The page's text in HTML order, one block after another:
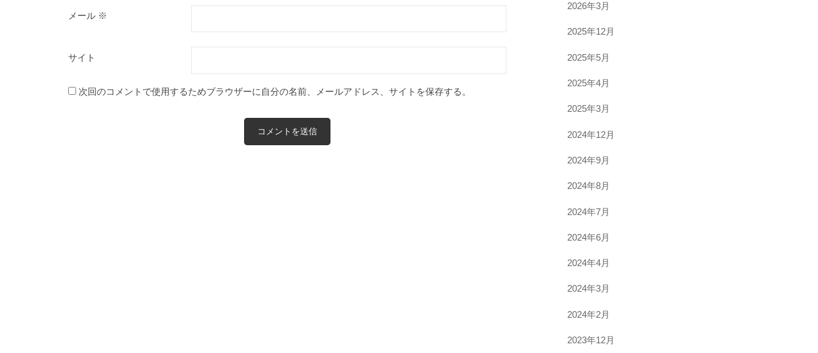
メール ※
サイト
次回のコメントで使用するためブラウザーに自分の名前、メールアドレス、サイトを保存する。
2026年3月
2025年12月
2025年5月
2025年4月
2025年3月
2024年12月
2024年9月
2024年8月
2024年7月
2024年6月
2024年4月
2024年3月
2024年2月
2023年12月